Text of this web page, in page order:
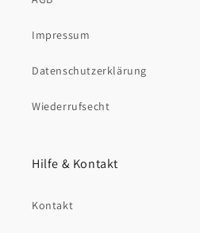
Impressum
Datenschutzerklärung
Wiederrufsecht
Hilfe & Kontakt
Kontakt